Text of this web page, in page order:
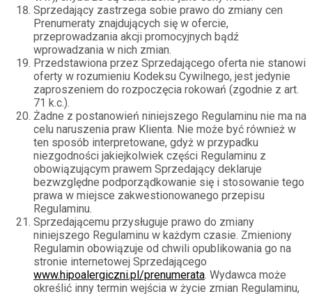
Sprzedający zastrzega sobie prawo do zmiany cen
Prenumeraty znajdujących się w ofercie,
przeprowadzania akcji promocyjnych bądź
wprowadzania w nich zmian.
Przedstawiona przez Sprzedającego oferta nie stanowi
oferty w rozumieniu Kodeksu Cywilnego, jest jedynie
zaproszeniem do rozpoczęcia rokowań (zgodnie z art.
71 k.c.).
Żadne z postanowień niniejszego Regulaminu nie ma na
celu naruszenia praw Klienta. Nie może być również w
ten sposób interpretowane, gdyż w przypadku
niezgodności jakiejkolwiek części Regulaminu z
obowiązującym prawem Sprzedający deklaruje
bezwzględne podporządkowanie się i stosowanie tego
prawa w miejsce zakwestionowanego przepisu
Regulaminu.
Sprzedającemu przysługuje prawo do zmiany
niniejszego Regulaminu w każdym czasie. Zmieniony
Regulamin obowiązuje od chwili opublikowania go na
stronie internetowej Sprzedającego
www.hipoalergiczni.pl/prenumerata. Wydawca może
określić inny termin wejścia w życie zmian Regulaminu,